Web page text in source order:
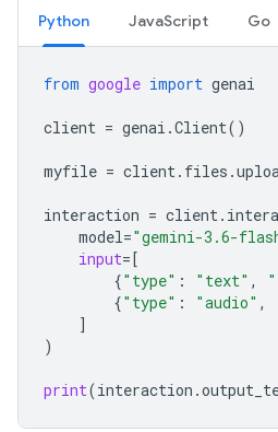
Python JavaScript Go
from google import genai
client = genai .Client()
myfile = client. files .
interaction = client.
model="gemini-3.6-
input=[
{"type" : "text" ,
{"type" : "audio" ,
]
)
print(interaction .